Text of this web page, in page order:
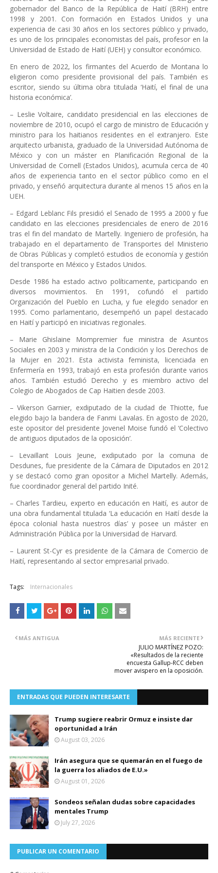
gobernador del Banco de la República de Haití (BRH) entre
1998 y 2001. Con formación en Estados Unidos y una
experiencia de casi 30 años en los sectores público y privado,
es uno de los principales economistas del país, profesor en la
Universidad de Estado de Haití (UEH) y consultor económico.
En enero de 2022, los firmantes del Acuerdo de Montana lo
eligieron como presidente provisional del país. También es
escritor, siendo su última obra titulada ‘Haití, el final de una
historia económica’.
– Leslie Voltaire, candidato presidencial en las elecciones de
noviembre de 2010, ocupó el cargo de ministro de Educación y
ministro para los haitianos residentes en el extranjero. Este
arquitecto urbanista, graduado de la Universidad Autónoma de
México y con un máster en Planificación Regional de la
Universidad de Cornell (Estados Unidos), acumula cerca de 40
años de experiencia tanto en el sector público como en el
privado, y enseñó arquitectura durante al menos 15 años en la
UEH.
– Edgard Leblanc Fils presidió el Senado de 1995 a 2000 y fue
candidato en las elecciones presidenciales de enero de 2016
tras el fin del mandato de Martelly. Ingeniero de profesión, ha
trabajado en el departamento de Transportes del Ministerio
de Obras Públicas y completó estudios de economía y gestión
del transporte en México y Estados Unidos.
Desde 1986 ha estado activo políticamente, participando en
diversos movimientos. En 1991, cofundó el partido
Organización del Pueblo en Lucha, y fue elegido senador en
1995. Como parlamentario, desempeñó un papel destacado
en Haití y participó en iniciativas regionales.
– Marie Ghislaine Mompremier fue ministra de Asuntos
Sociales en 2003 y ministra de la Condición y los Derechos de
la Mujer en 2021. Esta activista feminista, licenciada en
Enfermería en 1993, trabajó en esta profesión durante varios
años. También estudió Derecho y es miembro activo del
Colegio de Abogados de Cap Haitien desde 2003.
– Vikerson Garnier, exdiputado de la ciudad de Thiotte, fue
elegido bajo la bandera de Fanmi Lavalas. En agosto de 2020,
este opositor del presidente Jovenel Moise fundó el ‘Colectivo
de antiguos diputados de la oposición’.
– Levaillant Louis Jeune, exdiputado por la comuna de
Desdunes, fue presidente de la Cámara de Diputados en 2012
y se destacó como gran opositor a Michel Martelly. Además,
fue coordinador general del partido Inité.
– Charles Tardieu, experto en educación en Haití, es autor de
una obra fundamental titulada ‘La educación en Haití desde la
época colonial hasta nuestros días’ y posee un máster en
Administración Pública por la Universidad de Harvard.
– Laurent St-Cyr es presidente de la Cámara de Comercio de
Haití, representando al sector empresarial privado.
Tags: Internacionales
MÁS RECIENTE
JULIO MARTÍNEZ POZO:
«Resultados de la reciente
encuesta Gallup-RCC deben
mover avispero en la oposición.
MÁS ANTIGUA
ENTRADAS QUE PUEDEN INTERESARTE
Trump sugiere reabrir Ormuz e insiste dar
oportunidad a Irán
August 03, 2026
Irán asegura que se quemarán en el fuego de
la guerra los aliados de E.U.»
August 01, 2026
Sondeos señalan dudas sobre capacidades
mentales Trump
July 27, 2026
PUBLICAR UN COMENTARIO